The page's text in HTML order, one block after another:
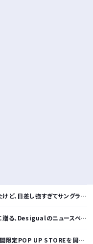
し強すぎてサングラスかけ始めたわ
のニュースペーパープリントコレクション
！全商品展開＆新作10%OFFの特別な6日間